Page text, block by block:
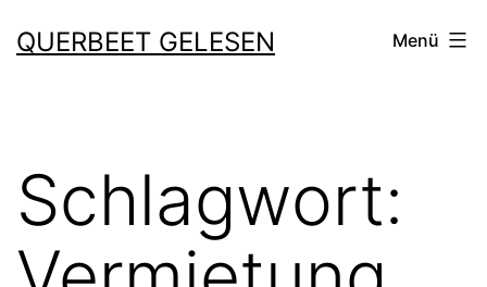
Inhalt
QUERBEET GELESEN Menü
Schlagwort: